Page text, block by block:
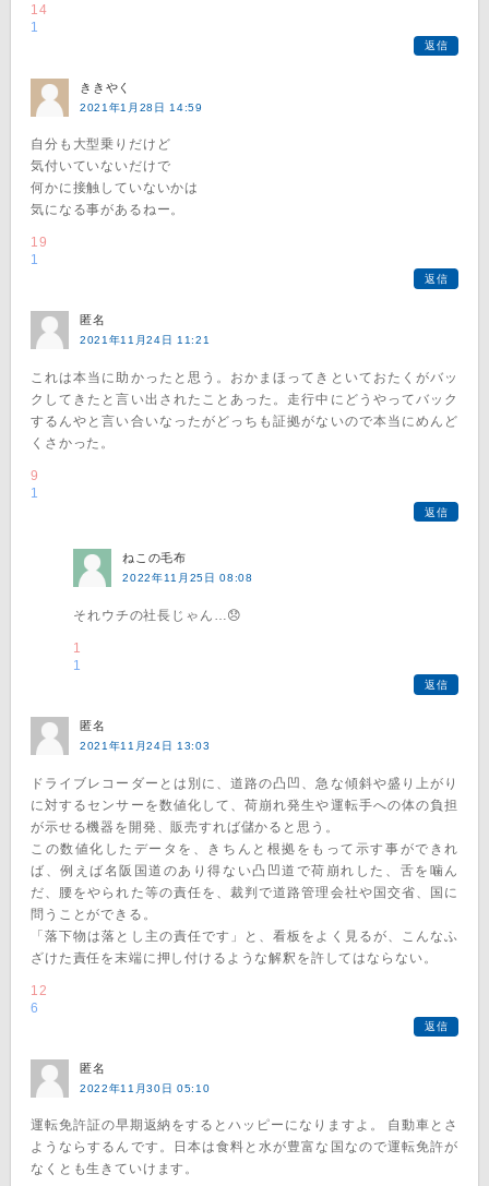
14
1
返信
ききやく
2021年1月28日 14:59
自分も大型乗りだけど
気付いていないだけで
何かに接触していないかは
気になる事があるねー。
19
1
返信
匿名
2021年11月24日 11:21
これは本当に助かったと思う。おかまほってきといておたくがバッ
クしてきたと言い出されたことあった。走行中にどうやってバック
するんやと言い合いなったがどっちも証拠がないので本当にめんど
くさかった。
9
1
返信
ねこの毛布
2022年11月25日 08:08
それウチの社長じゃん…😞
1
1
返信
匿名
2021年11月24日 13:03
ドライブレコーダーとは別に、道路の凸凹、急な傾斜や盛り上がり
に対するセンサーを数値化して、荷崩れ発生や運転手への体の負担
が示せる機器を開発、販売すれば儲かると思う。
この数値化したデータを、きちんと根拠をもって示す事ができれ
ば、例えば名阪国道のあり得ない凸凹道で荷崩れした、舌を噛ん
だ、腰をやられた等の責任を、裁判で道路管理会社や国交省、国に
問うことができる。
「落下物は落とし主の責任です」と、看板をよく見るが、こんなふ
ざけた責任を末端に押し付けるような解釈を許してはならない。
12
6
返信
匿名
2022年11月30日 05:10
運転免許証の早期返納をするとハッピーになりますよ。 自動車とさ
ようならするんです。日本は食料と水が豊富な国なので運転免許が
なくとも生きていけます。